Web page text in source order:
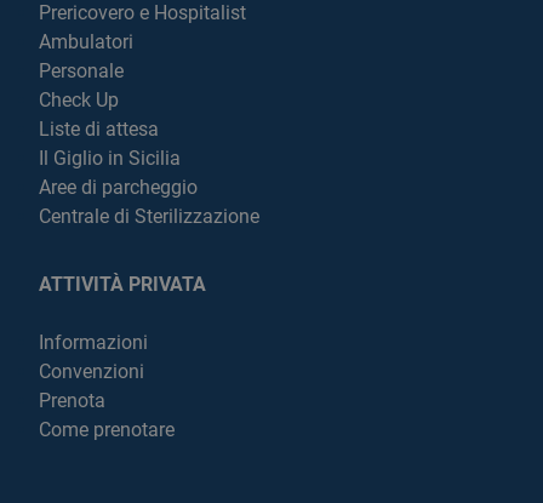
Prericovero e Hospitalist
Ambulatori
Personale
Check Up
Liste di attesa
Il Giglio in Sicilia
Aree di parcheggio
Centrale di Sterilizzazione
ATTIVITÀ PRIVATA
Informazioni
Convenzioni
Prenota
Come prenotare